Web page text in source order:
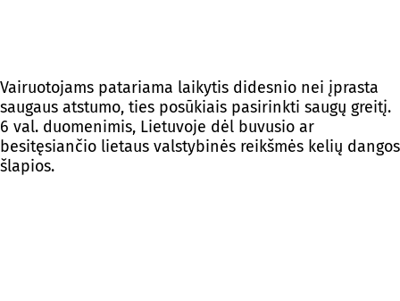
Vairuotojams patariama laikytis didesnio nei įprasta
saugaus atstumo, ties posūkiais pasirinkti saugų greitį.
6 val. duomenimis, Lietuvoje dėl buvusio ar
besitęsiančio lietaus valstybinės reikšmės kelių dangos
šlapios.